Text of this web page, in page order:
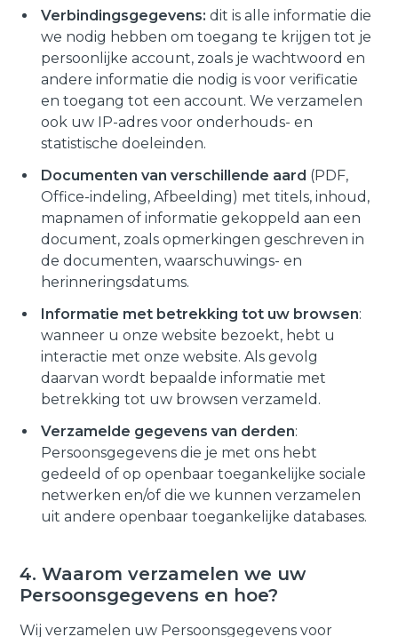
Verbindingsgegevens: dit is alle informatie die
we nodig hebben om toegang te krijgen tot je
persoonlijke account, zoals je wachtwoord en
andere informatie die nodig is voor verificatie
en toegang tot een account. We verzamelen
ook uw IP-adres voor onderhouds- en
statistische doeleinden.
Documenten van verschillende aard (PDF,
Office-indeling, Afbeelding) met titels, inhoud,
mapnamen of informatie gekoppeld aan een
document, zoals opmerkingen geschreven in
de documenten, waarschuwings- en
herinneringsdatums.
Informatie met betrekking tot uw browsen:
wanneer u onze website bezoekt, hebt u
interactie met onze website. Als gevolg
daarvan wordt bepaalde informatie met
betrekking tot uw browsen verzameld.
Verzamelde gegevens van derden:
Persoonsgegevens die je met ons hebt
gedeeld of op openbaar toegankelijke sociale
netwerken en/of die we kunnen verzamelen
uit andere openbaar toegankelijke databases.
4. Waarom verzamelen we uw
Persoonsgegevens en hoe?
Wij verzamelen uw Persoonsgegevens voor